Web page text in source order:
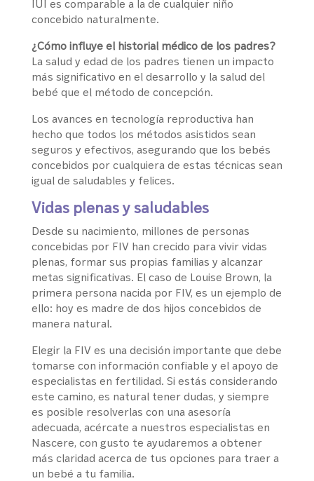
IUI es comparable a la de cualquier niño
concebido naturalmente.
¿Cómo influye el historial médico de los padres?
La salud y edad de los padres tienen un impacto
más significativo en el desarrollo y la salud del
bebé que el método de concepción.
Los avances en tecnología reproductiva han
hecho que todos los métodos asistidos sean
seguros y efectivos, asegurando que los bebés
concebidos por cualquiera de estas técnicas sean
igual de saludables y felices.
Vidas plenas y saludables
Desde su nacimiento, millones de personas
concebidas por FIV han crecido para vivir vidas
plenas, formar sus propias familias y alcanzar
metas significativas. El caso de Louise Brown, la
primera persona nacida por FIV, es un ejemplo de
ello: hoy es madre de dos hijos concebidos de
manera natural.
Elegir la FIV es una decisión importante que debe
tomarse con información confiable y el apoyo de
especialistas en fertilidad. Si estás considerando
este camino, es natural tener dudas, y siempre
es posible resolverlas con una asesoría
adecuada, acércate a nuestros especialistas en
Nascere, con gusto te ayudaremos a obtener
más claridad acerca de tus opciones para traer a
un bebé a tu familia.